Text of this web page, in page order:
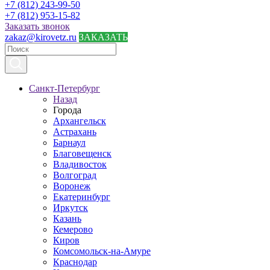
+7 (812) 243-99-50
+7 (812) 953-15-82
Заказать звонок
zakaz@kirovetz.ru ЗАКАЗАТЬ
Санкт-Петербург
Назад
Города
Архангельск
Астрахань
Барнаул
Благовещенск
Владивосток
Волгоград
Воронеж
Екатеринбург
Иркутск
Казань
Кемерово
Киров
Комсомольск-на-Амуре
Краснодар